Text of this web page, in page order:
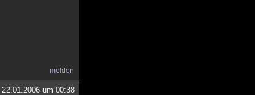
melden
22.01.2006 um 00:38